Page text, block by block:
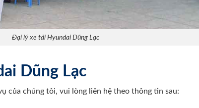
Đại lý xe tải Hyundai Dũng Lạc
Dũng Lạc
của chúng tôi, vui lòng liên hệ theo thông tin sau: